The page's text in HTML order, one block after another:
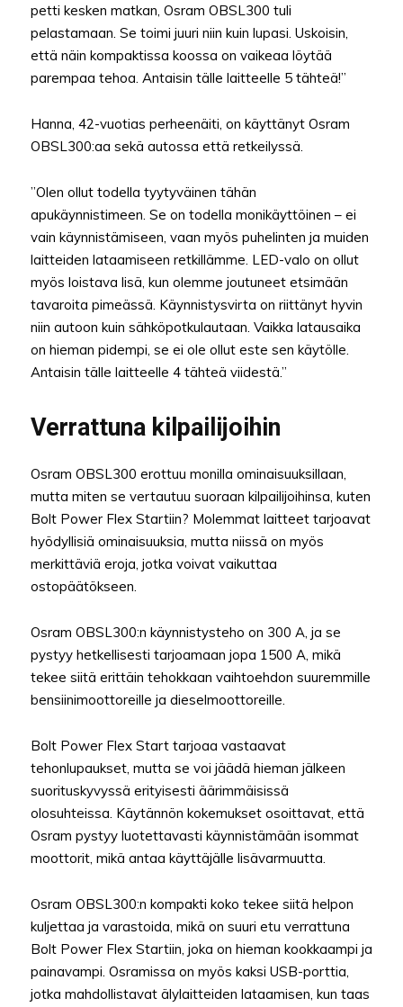
petti kesken matkan, Osram OBSL300 tuli
pelastamaan. Se toimi juuri niin kuin lupasi. Uskoisin,
että näin kompaktissa koossa on vaikeaa löytää
parempaa tehoa. Antaisin tälle laitteelle 5 tähteä!”
Hanna, 42-vuotias perheenäiti, on käyttänyt Osram
OBSL300:aa sekä autossa että retkeilyssä.
”Olen ollut todella tyytyväinen tähän
apukäynnistimeen. Se on todella monikäyttöinen – ei
vain käynnistämiseen, vaan myös puhelinten ja muiden
laitteiden lataamiseen retkillämme. LED-valo on ollut
myös loistava lisä, kun olemme joutuneet etsimään
tavaroita pimeässä. Käynnistysvirta on riittänyt hyvin
niin autoon kuin sähköpotkulautaan. Vaikka latausaika
on hieman pidempi, se ei ole ollut este sen käytölle.
Antaisin tälle laitteelle 4 tähteä viidestä.”
Verrattuna kilpailijoihin
Osram OBSL300 erottuu monilla ominaisuuksillaan,
mutta miten se vertautuu suoraan kilpailijoihinsa, kuten
Bolt Power Flex Startiin? Molemmat laitteet tarjoavat
hyödyllisiä ominaisuuksia, mutta niissä on myös
merkittäviä eroja, jotka voivat vaikuttaa
ostopäätökseen.
Osram OBSL300:n käynnistysteho on 300 A, ja se
pystyy hetkellisesti tarjoamaan jopa 1500 A, mikä
tekee siitä erittäin tehokkaan vaihtoehdon suuremmille
bensiinimoottoreille ja dieselmoottoreille.
Bolt Power Flex Start tarjoaa vastaavat
tehonlupaukset, mutta se voi jäädä hieman jälkeen
suorituskyvyssä erityisesti äärimmäisissä
olosuhteissa. Käytännön kokemukset osoittavat, että
Osram pystyy luotettavasti käynnistämään isommat
moottorit, mikä antaa käyttäjälle lisävarmuutta.
Osram OBSL300:n kompakti koko tekee siitä helpon
kuljettaa ja varastoida, mikä on suuri etu verrattuna
Bolt Power Flex Startiin, joka on hieman kookkaampi ja
painavampi. Osramissa on myös kaksi USB-porttia,
jotka mahdollistavat älylaitteiden lataamisen, kun taas